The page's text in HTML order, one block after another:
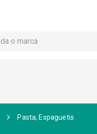
Pasta, Espaguetis